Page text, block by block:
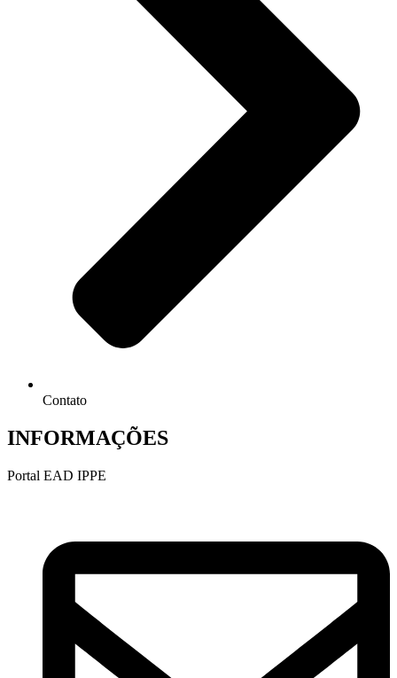
Contato
INFORMAÇÕES
Portal EAD IPPE